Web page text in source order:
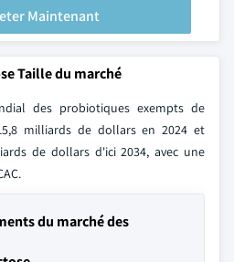
Maintenant
Taille du marché
des probiotiques exempts de
milliards de dollars en 2024 et
de dollars d'ici 2034, avec une
du marché des